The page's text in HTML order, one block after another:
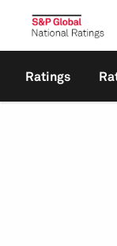
Ratings